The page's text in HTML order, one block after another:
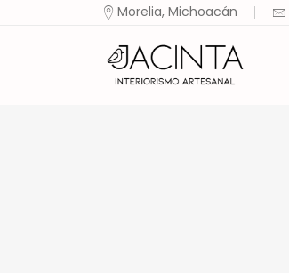
Morelia, Michoacán